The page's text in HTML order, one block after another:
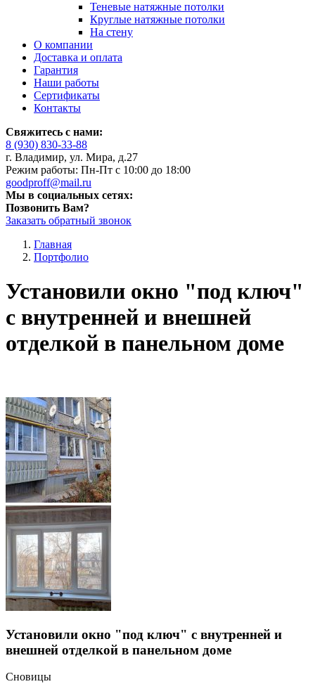
Теневые натяжные потолки
Круглые натяжные потолки
На стену
О компании
Доставка и оплата
Гарантия
Наши работы
Сертификаты
Контакты
Свяжитесь с нами:
8 (930) 830-33-88
г. Владимир, ул. Мира, д.27
Режим работы: Пн-Пт с 10:00 до 18:00
goodproff@mail.ru
Мы в социальных сетях:
Позвонить Вам?
Заказать обратный звонок
Главная
Портфолио
Установили окно "под ключ"
с внутренней и внешней
отделкой в панельном доме
Установили окно "под ключ" с внутренней и
внешней отделкой в панельном доме
Сновицы